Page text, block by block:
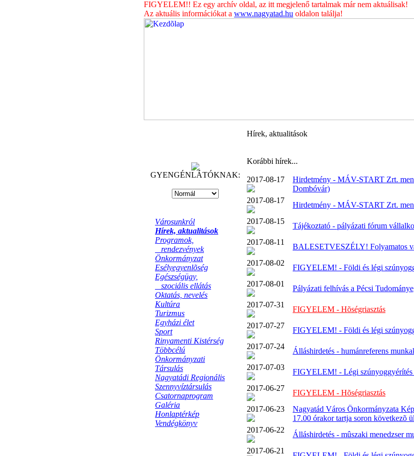
FIGYELEM!! Ez egy archív oldal, az itt megjelenő tartalmak már nem aktuálisak!
Az aktuális információkat a www.nagyatad.hu oldalon találja!
GYENGÉNLÁTÓKNAK:
Városunkról
Hírek, aktualitások
Programok,
rendezvények
Önkormányzat
Esélyegyenlõség
Egészségügy,
szociális ellátás
Oktatás, nevelés
Kultúra
Turizmus
Egyházi élet
Sport
Rinyamenti Kistérség
Többcélú
Önkormányzati
Társulás
Nagyatádi Regionális
Szennyvíztársulás
Csatornaprogram
Galéria
Honlaptérkép
Vendégkönyv
Hírek, aktualitások
Korábbi hírek...
2017-08-17
Hirdetmény - MÁV-START Zrt.
Dombóvár)
2017-08-17
Hirdetmény - MÁV-START Zrt.
2017-08-15
Tájékoztató - pályázati fórum
2017-08-11
BALESETVESZÉLY! Folyamatos
2017-08-02
FIGYELEM! - Földi és légi
2017-08-01
Pályázati felhívás a Pécsi
2017-07-31
FIGYELEM - Hõségriasztás
2017-07-27
FIGYELEM! - Földi és légi
2017-07-24
Álláshirdetés - humánreferens
2017-07-03
FIGYELEM! - Légi szúnyoggyérítés
2017-06-27
FIGYELEM - Hõségriasztás
2017-06-23
Nagyatád Város Önkormányzata
17.00 órakor tartja soron következõ
2017-06-22
Álláshirdetés - mûszaki menedzser
2017-06-21